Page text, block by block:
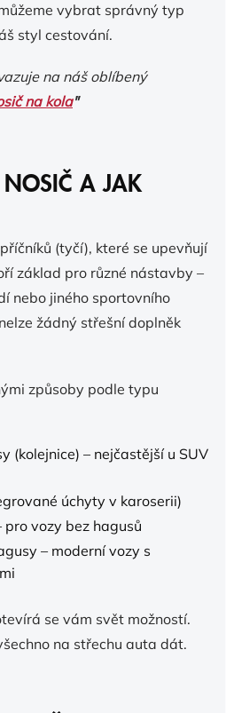
vybrat správný typ
styl cestování.
na náš oblíbený
na kola"
NOSIČ A JAK
(tyčí), které se upevňují
základ pro různé nástavby –
nebo jiného sportovního
žádný střešní doplněk
způsoby podle typu
(kolejnice) – nejčastější u SUV
úchyty v karoserii)
pro vozy bez hagusů
– moderní vozy s
se vám svět možností.
na střechu auta dát.